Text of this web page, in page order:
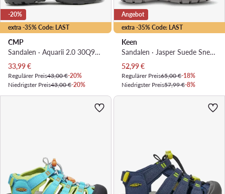
extra -35% Code: LAST
-20%
CMP
Sandalen · Aquarii 2.0 30Q9664 · Grau
Aktueller Preis
33,99€
Regulärer Preis43,00 €-20%
Niedrigster Preis43,00 €-20%
extra -35% Code: LAST
Angebot
Keen
Sandalen · Jasper Suede Sneakers 1028844 · Orange
Aktueller Preis
52,99€
Regulärer Preis65,00 €-18%
Niedrigster Preis57,99 €-8%